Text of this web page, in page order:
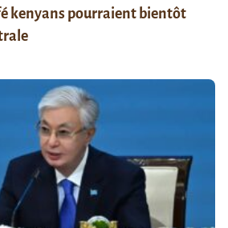
kenyans pourraient bientôt